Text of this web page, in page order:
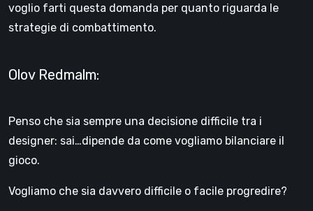
voglio farti questa domanda per quanto riguarda le
strategie di combattimento.
Olov Redmalm:
Penso che sia sempre una decisione difficile tra i
designer: sai…dipende da come vogliamo bilanciare il
gioco.
Vogliamo che sia davvero difficile o facile progredire?